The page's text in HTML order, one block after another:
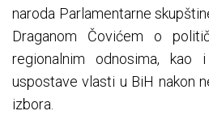
naroda Parlamentarne
Draganom Čovićem o
regionalnim odnosima,
uspostave vlasti u BiH nakon
izbora.